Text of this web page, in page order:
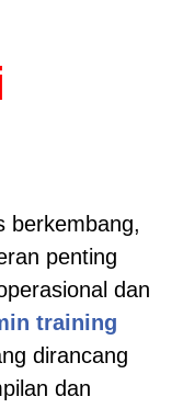
berkembang,
penting
dan
training
dirancang
dan